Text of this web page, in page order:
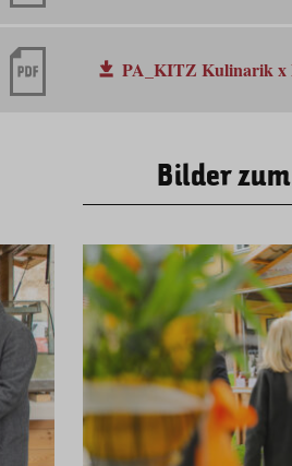
PA_KITZ Kulinarik x
Bilder